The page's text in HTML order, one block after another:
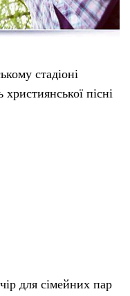
стадіоні
пісні
для сімейних пар